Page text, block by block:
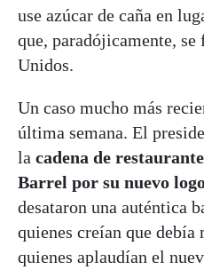
use azúcar de caña en
que, paradójicamente, se
Unidos.
Un caso mucho más
última semana. El
la cadena de
Barrel por su nuevo
desataron una auténtica
quienes creían que
quienes aplaudían el